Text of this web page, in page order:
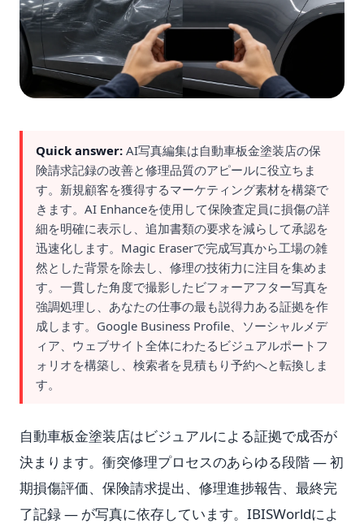
Quick answer: AI写真編集は自動車板金塗装店の保
険請求記録の改善と修理品質のアピールに役立ちま
す。新規顧客を獲得するマーケティング素材を構築で
きます。AI Enhanceを使用して保険査定員に損傷の詳
細を明確に表示し、追加書類の要求を減らして承認を
迅速化します。Magic Eraserで完成写真から工場の雑
然とした背景を除去し、修理の技術力に注目を集めま
す。一貫した角度で撮影したビフォーアフター写真を
強調処理し、あなたの仕事の最も説得力ある証拠を作
成します。Google Business Profile、ソーシャルメデ
ィア、ウェブサイト全体にわたるビジュアルポートフ
ォリオを構築し、検索者を見積もり予約へと転換しま
す。
自動車板金塗装店はビジュアルによる証拠で成否が
決まります。衝突修理プロセスのあらゆる段階 — 初
期損傷評価、保険請求提出、修理進捗報告、最終完
了記録 — が写真に依存しています。IBISWorldによ